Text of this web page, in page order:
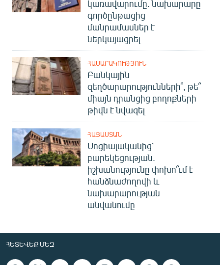
կառավարումը. նախարարը
գործընթացից
մանրամասներ է
ներկայացրել
ՀԱՍԱՐԱԿՈՒԹՅՈՒՆ
Բանկային
զեղծարարությունների՞, թե՞
միայն դրանցից բողոքների
թիվն է նվազել
ՀԱՅԱՍՏԱՆ
Սոցիալականից՝
բարեկեցության.
իշխանությունը փոխո՞ւմ է
հանձնաժողովի և
նախարարության
անվանումը
ՀԵՏԵՎԵՔ ՄԵԶ